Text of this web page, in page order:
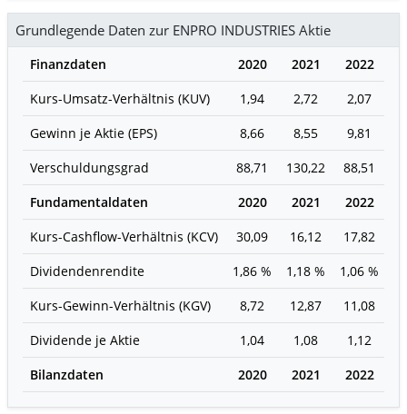
Grundlegende Daten zur ENPRO INDUSTRIES Aktie
Finanzdaten 2020 2021 2022
Kurs-Umsatz-Verhältnis (KUV)
1,94 2,72 2,07
Gewinn je Aktie (EPS)
8,66 8,55 9,81
Verschuldungsgrad
88,71 130,22 88,51
Fundamentaldaten
2020 2021 2022
Kurs-Cashflow-Verhältnis (KCV)
30,09 16,12 17,82
Dividendenrendite
1,86 % 1,18 % 1,06 %
Kurs-Gewinn-Verhältnis (KGV)
8,72 12,87 11,08
Dividende je Aktie
1,04 1,08 1,12
Bilanzdaten
2020 2021 2022